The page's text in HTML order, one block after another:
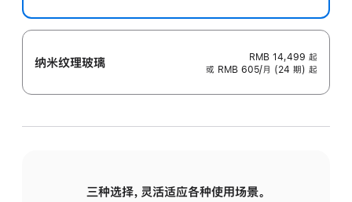
纳米纹理玻璃 RMB 14,499 起
或 RMB 605/月 (24 期) 起
三种选择，灵活适应各种使用场景。